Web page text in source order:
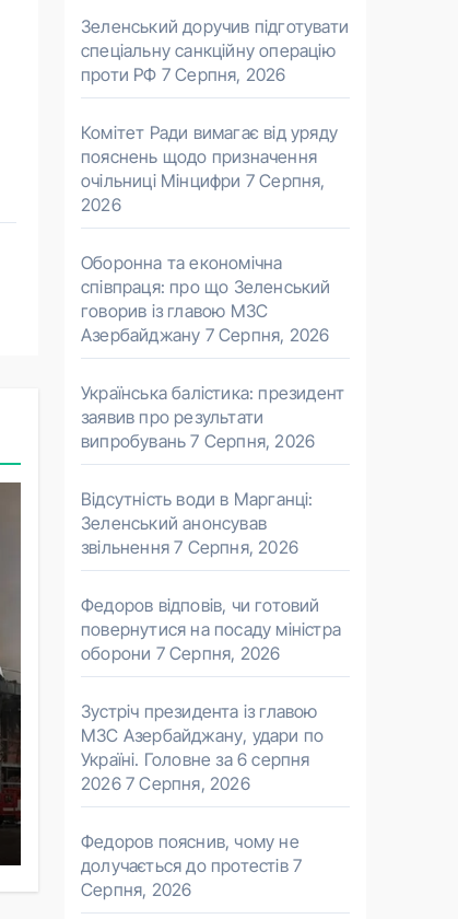
Зеленський доручив підготувати
спеціальну санкційну операцію
проти РФ 7 Серпня, 2026
Комітет Ради вимагає від уряду
пояснень щодо призначення
очільниці Мінцифри 7 Серпня,
2026
Оборонна та економічна
співпраця: про що Зеленський
говорив із главою МЗС
Азербайджану 7 Серпня, 2026
Українська балістика: президент
заявив про результати
випробувань 7 Серпня, 2026
Відсутність води в Марганці:
Зеленський анонсував
звільнення 7 Серпня, 2026
Федоров відповів, чи готовий
повернутися на посаду міністра
оборони 7 Серпня, 2026
Зустріч президента із главою
МЗС Азербайджану, удари по
Україні. Головне за 6 серпня
2026 7 Серпня, 2026
Федоров пояснив, чому не
долучається до протестів 7
Серпня, 2026